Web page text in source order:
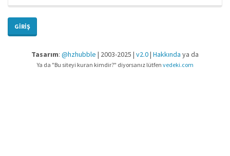
GIRIŞ
Tasarım: @hzhubble | 2003-2025 | v2.0| Hakkında ya da
Ya da "Bu siteyi kuran kimdir?" diyorsanız lütfen vedeki.com